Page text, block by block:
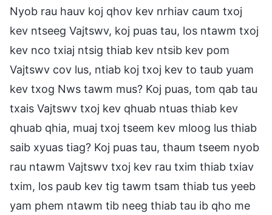
Nyob rau hauv koj qhov kev nrhiav caum txoj
kev ntseeg Vajtswv, koj puas tau, los ntawm txoj
kev nco txiaj ntsig thiab kev ntsib kev pom
Vajtswv cov lus, ntiab koj txoj kev to taub yuam
kev txog Nws tawm mus? Koj puas, tom qab tau
txais Vajtswv txoj kev qhuab ntuas thiab kev
qhuab qhia, muaj txoj tseem kev mloog lus thiab
saib xyuas tiag? Koj puas tau, thaum tseem nyob
rau ntawm Vajtswv txoj kev rau txim thiab txiav
txim, los paub kev tig tawm tsam thiab tus yeeb
yam phem ntawm tib neeg thiab tau ib qho me